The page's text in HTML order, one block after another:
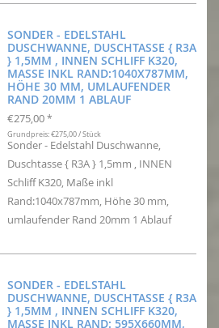
SONDER - EDELSTAHL
DUSCHWANNE, DUSCHTASSE { R3A
} 1,5MM , INNEN SCHLIFF K320,
MASSE INKL RAND:1040X787MM, H
ÖHE 30 MM, UMLAUFENDER R
AND 20MM 1 ABLAUF
€275,00 *
Grundpreis: €275,00 / Stück
Sonder - Edelstahl Duschwanne,
Duschtasse { R3A } 1,5mm , INNEN
Schliff K320, Maße inkl
Rand:1040x787mm, Höhe 30 mm,
umlaufender Rand 20mm 1 Ablauf
SONDER - EDELSTAHL
DUSCHWANNE, DUSCHTASSE { R3A
} 1,5MM , INNEN SCHLIFF K320,
MASSE INKL RAND: 595X660MM, H